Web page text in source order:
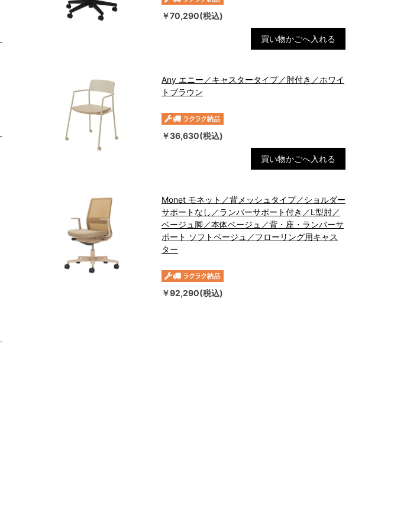
￥70,290(税込)
買い物かごへ入れる
Any エニー／キャスタータイプ／肘付き／ホワイ
トブラウン
￥36,630(税込)
買い物かごへ入れる
Monet モネット／背メッシュタイプ／ショルダー
サポートなし／ランバーサポート付き／L型肘／
ベージュ脚／本体ベージュ／背・座・ランバーサ
ポート ソフトベージュ／フローリング用キャス
ター
￥92,290(税込)